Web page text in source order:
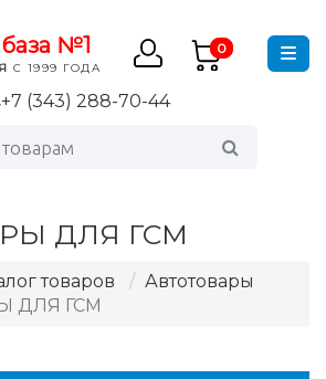
база №1
С 1999 ГОДА
0
+7 (343) 288-70-44
ДЛЯ ГСМ
товаров
Автотовары
ДЛЯ ГСМ